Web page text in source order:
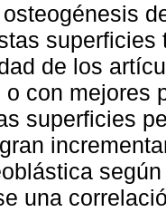
de los
con mejores
superficies
una